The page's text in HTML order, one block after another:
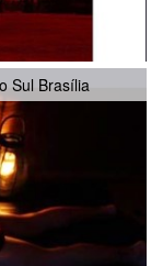
Sul Brasília